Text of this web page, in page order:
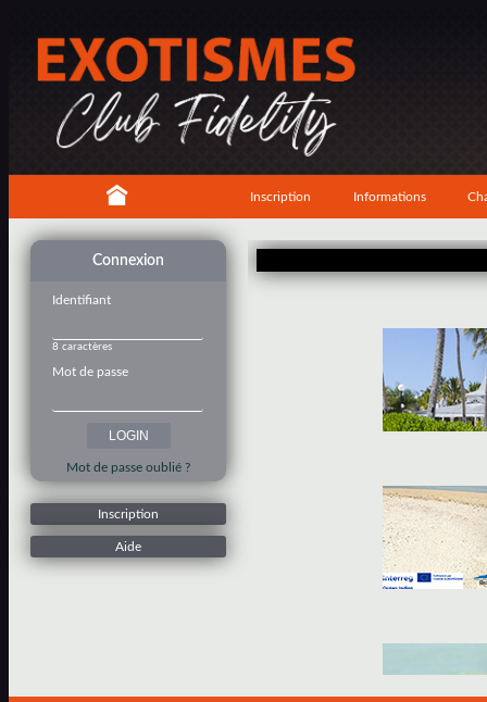
Inscription Informations
Connexion
Identifiant
8 caractères
Mot de passe
Mot de passe oublié ?
Inscription
Aide